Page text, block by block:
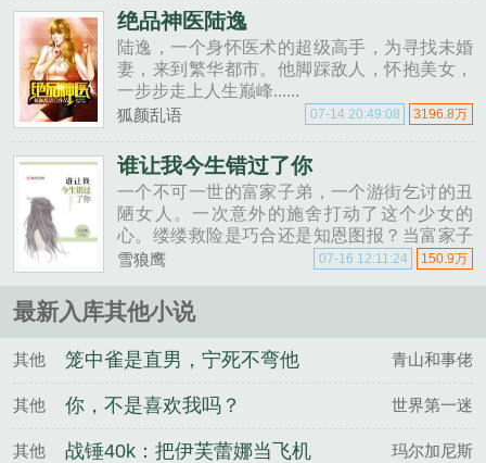
主。不过有些债，欠着欠着就淡定......
绝品神医陆逸
陆逸，一个身怀医术的超级高手，为寻找未婚
妻，来到繁华都市。他脚踩敌人，怀抱美女，
一步步走上人生巅峰......
狐颜乱语 3196.8万
07-14 20:49:08
谁让我今生错过了你
一个不可一世的富家子弟，一个游街乞讨的丑
陋女人。一次意外的施舍打动了这个少女的
心。缕缕救险是巧合还是知恩图报？当富家子
弟被感化后再去寻找丑女已然没有了踪迹。再
蜜。此生无数次机遇未能把握，只好等待......
雪狼鹰 150.9万
07-16 12:11:24
最新入库其他小说
其他
笼中雀是直男，宁死不弯他
选死
青山和事佬
其他 你，不是喜欢我吗？ 世界第一迷
其他
战锤40k：把伊芙蕾娜当飞机
玛尔加尼斯